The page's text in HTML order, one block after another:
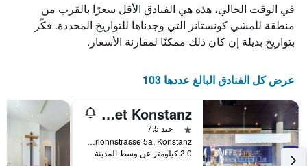
في الوقت الحالي، هذه هي الفنادق الأقل سعرًا بالقرب من
منطقة للمشي كونستانز التي وجدناها للتواريخ المحددة. فكّر
بتواريخ بديلة إن كان ذلك ممكنًا لمقارنة الأسعار.
عرض كل الفنادق البالغ عددها 103
ibis budget Konstanz
نجمة واحدة
جيد 7.5
Oberlohnstrasse 5a, Konstanz, بادن - فورتمبيرغ, ألمانيا
2.0 كيلومتر عن وسط المدينة